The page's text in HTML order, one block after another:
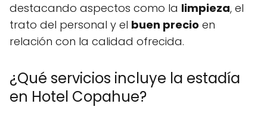
destacando aspectos como la limpieza, el
trato del personal y el buen precio en
relación con la calidad ofrecida.
¿Qué servicios incluye la estadía
en Hotel Copahue?